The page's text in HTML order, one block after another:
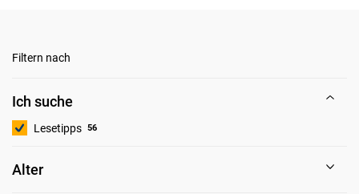
Filtern nach
Ich suche
Lesetipps 56
Alter